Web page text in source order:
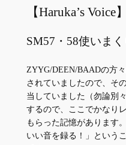
【Haruka’s Voice】
SM57・58使いまく
ZYYG/DEEN/BAADの方
されていましたので、そ
当していました（勿論別
するので、ここでかなり
もらった記憶があります
いい音を録る！」という